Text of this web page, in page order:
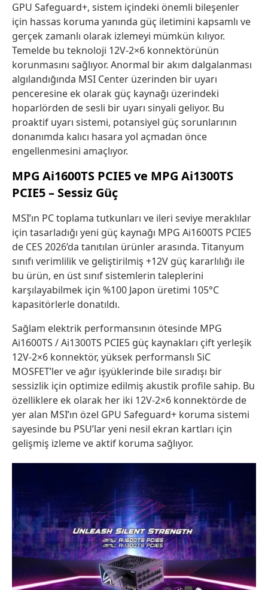
GPU Safeguard+, sistem içindeki önemli bileşenler
için hassas koruma yanında güç iletimini kapsamlı ve
gerçek zamanlı olarak izlemeyi mümkün kılıyor.
Temelde bu teknoloji 12V-2×6 konnektörünün
korunmasını sağlıyor. Anormal bir akım dalgalanması
algılandığında MSI Center üzerinden bir uyarı
penceresine ek olarak güç kaynağı üzerindeki
hoparlörden de sesli bir uyarı sinyali geliyor. Bu
proaktif uyarı sistemi, potansiyel güç sorunlarının
donanımda kalıcı hasara yol açmadan önce
engellenmesini amaçlıyor.
MPG Ai1600TS PCIE5 ve MPG Ai1300TS
PCIE5 – Sessiz Güç
MSI’ın PC toplama tutkunları ve ileri seviye meraklılar
için tasarladığı yeni güç kaynağı MPG Ai1600TS PCIE5
de CES 2026’da tanıtılan ürünler arasında. Titanyum
sınıfı verimlilik ve geliştirilmiş +12V güç kararlılığı ile
bu ürün, en üst sınıf sistemlerin taleplerini
karşılayabilmek için %100 Japon üretimi 105°C
kapasitörlerle donatıldı.
Sağlam elektrik performansının ötesinde MPG
Ai1600TS / Ai1300TS PCIE5 güç kaynakları çift yerleşik
12V-2×6 konnektör, yüksek performanslı SiC
MOSFET’ler ve ağır işyüklerinde bile sıradışı bir
sessizlik için optimize edilmiş akustik profile sahip. Bu
özelliklere ek olarak her iki 12V-2×6 konnektörde de
yer alan MSI’ın özel GPU Safeguard+ koruma sistemi
sayesinde bu PSU’lar yeni nesil ekran kartları için
gelişmiş izleme ve aktif koruma sağlıyor.